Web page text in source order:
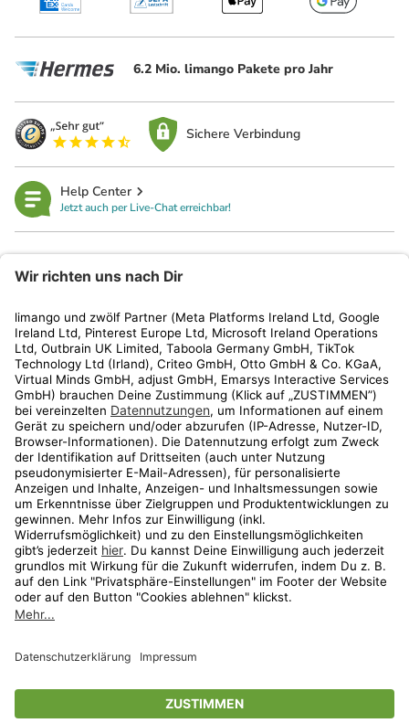
6.2 Mio. limango Pakete pro Jahr
Sichere Verbindung
Help Center
Jetzt auch per Live-Chat erreichbar!
Kundenservice
Shop
Aktionen
Travel